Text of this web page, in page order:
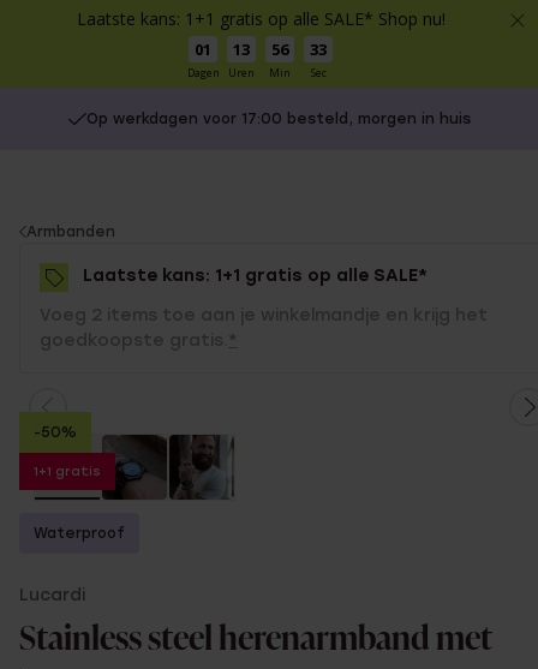
Laatste kans: 1+1 gratis op alle SALE* Shop nu!
01
Dagen
13
Uren
56
Min
33
Sec
Op werkdagen voor 17:00 besteld, morgen in huis
You
are
here:
Armbanden
Laatste kans: 1+1 gratis op alle SALE*
Voeg 2 items toe aan je winkelmandje en krijg het
goedkoopste gratis. *
-50%
1+1 gratis
Waterproof
Lucardi
Stainless steel herenarmband met